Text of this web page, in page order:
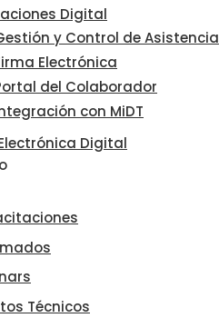
Digital
y Control de Asistencia
Electrónica
del Colaborador
con MiDT
Digital
Técnicos